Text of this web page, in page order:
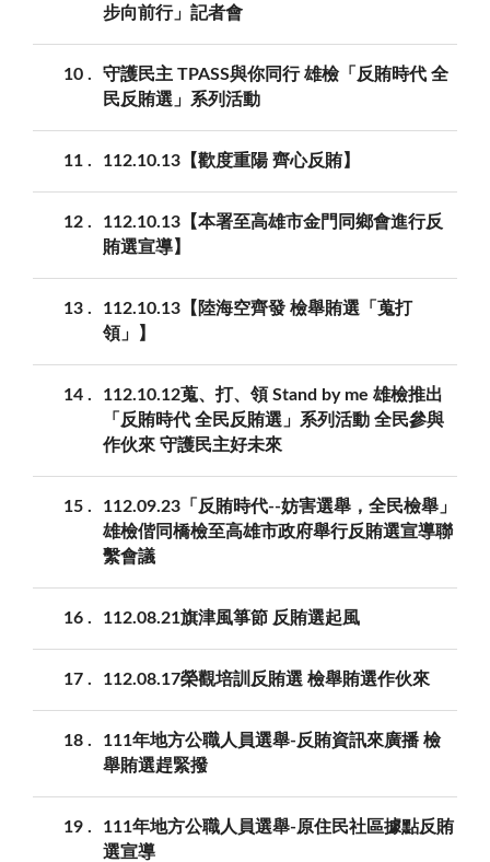
步向前行」記者會
10
守護民主 TPASS與你同行 雄檢「反賄時代 全
民反賄選」系列活動
11 112.10.13【歡度重陽 齊心反賄】
12
112.10.13【本署至高雄市金門同鄉會進行反
賄選宣導】
13
112.10.13【陸海空齊發 檢舉賄選「蒐打
領」】
14
112.10.12蒐、打、領 Stand by me 雄檢推出
「反賄時代 全民反賄選」系列活動 全民參與
作伙來 守護民主好未來
15
112.09.23「反賄時代--妨害選舉，全民檢舉」
雄檢偕同橋檢至高雄市政府舉行反賄選宣導聯
繫會議
16 112.08.21旗津風箏節 反賄選起風
17 112.08.17榮觀培訓反賄選 檢舉賄選作伙來
18
111年地方公職人員選舉-反賄資訊來廣播 檢
舉賄選趕緊撥
19
111年地方公職人員選舉-原住民社區據點反賄
選宣導